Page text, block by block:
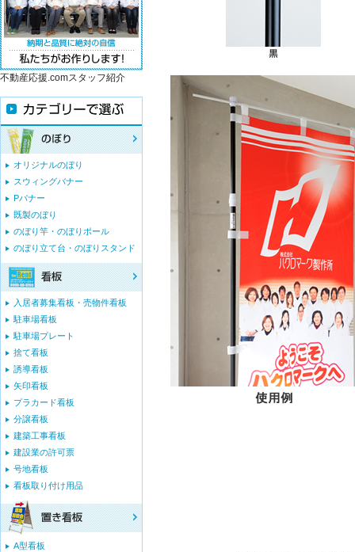
不動産応援.comスタッフ紹介
オリジナルのぼり
スウィングバナー
Pバナー
既製のぼり
のぼり竿・のぼりポール
のぼり立て台・のぼりスタンド
入居者募集看板・売物件看板
駐車場看板
駐車場プレート
捨て看板
誘導看板
矢印看板
プラカード看板
分譲看板
建築工事看板
建設業の許可票
号地看板
看板取り付け用品
A型看板